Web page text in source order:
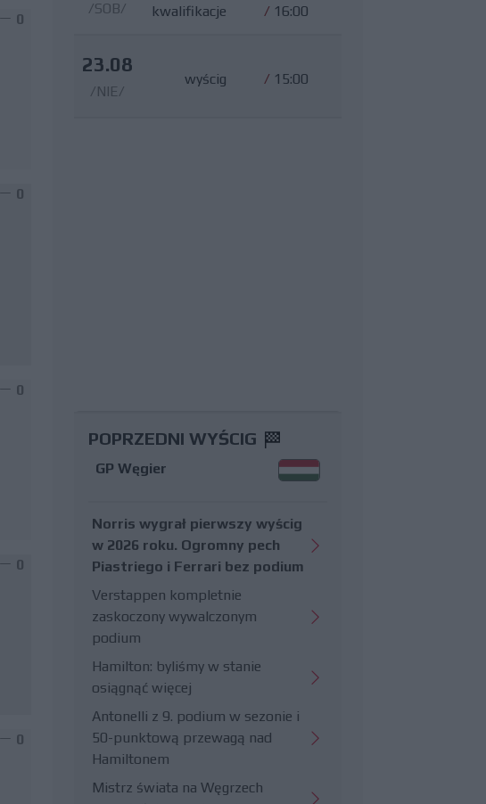
0
0
0
0
0
/SOB/
kwalifikacje
/ 16:00
23.08
/NIE/
wyścig / 15:00
POPRZEDNI WYŚCIG
GP Węgier
Norris wygrał pierwszy wyścig
w 2026 roku. Ogromny pech
Piastriego i Ferrari bez podium
Verstappen kompletnie
zaskoczony wywalczonym
podium
Hamilton: byliśmy w stanie
osiągnąć więcej
Antonelli z 9. podium w sezonie i
50-punktową przewagą nad
Hamiltonem
Mistrz świata na Węgrzech